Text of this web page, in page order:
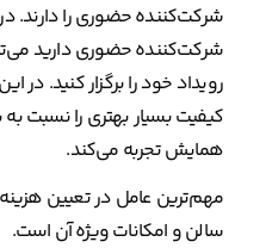
شرکت‌کننده حضوری دارید
رویداد خود را برگزار کنید. در
کیفیت بسیار بهتری را نسبت به
همایش تجربه می‌کند.
مهم‌ترین عامل در تعیین
سالن و امکانات ویژه آن است.